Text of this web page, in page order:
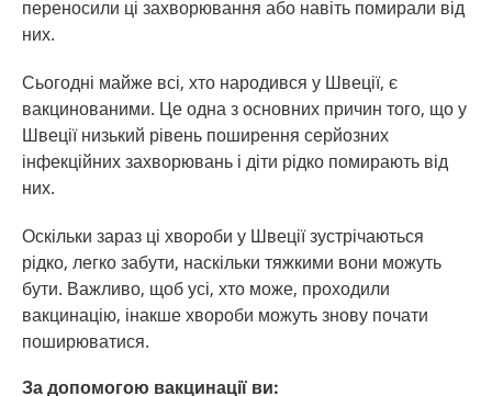
переносили ці захворювання або навіть помирали від
них.
Сьогодні майже всі, хто народився у Швеції, є
вакцинованими. Це одна з основних причин того, що у
Швеції низький рівень поширення серйозних
інфекційних захворювань і діти рідко помирають від
них.
Оскільки зараз ці хвороби у Швеції зустрічаються
рідко, легко забути, наскільки тяжкими вони можуть
бути. Важливо, щоб усі, хто може, проходили
вакцинацію, інакше хвороби можуть знову почати
поширюватися.
За допомогою вакцинації ви: